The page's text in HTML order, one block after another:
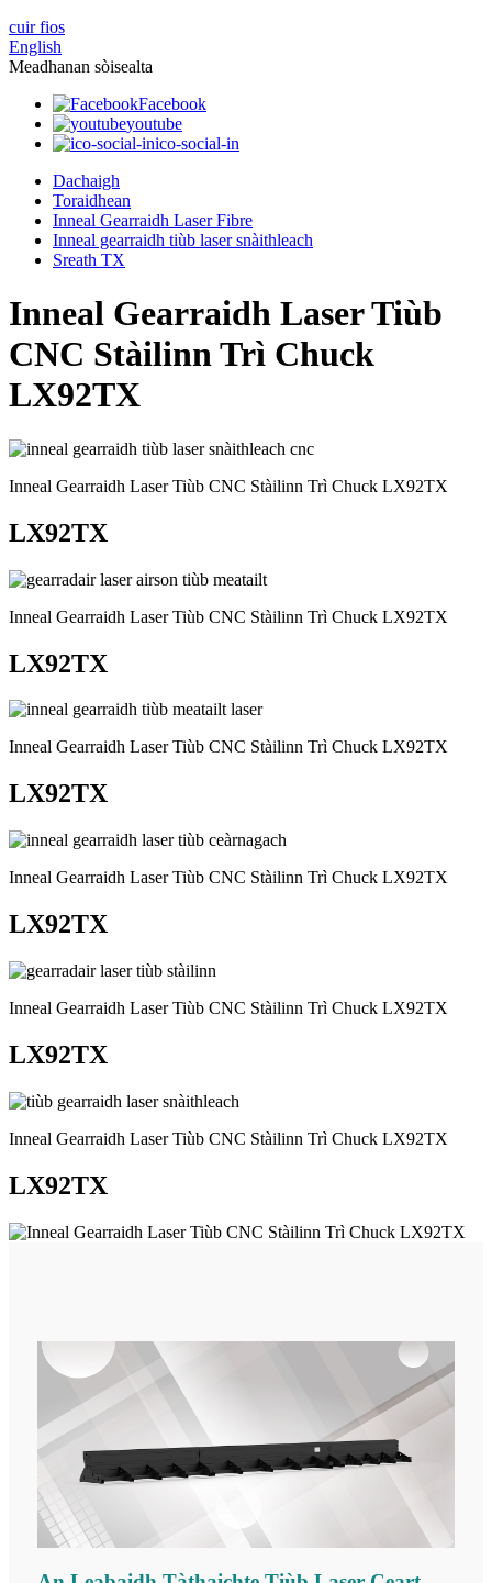
cuir fios
English
Meadhanan sòisealta
Facebook
youtube
ico-social-in
Dachaigh
Toraidhean
Inneal Gearraidh Laser Fibre
Inneal gearraidh tiùb laser snàithleach
Sreath TX
Inneal Gearraidh Laser Tiùb
CNC Stàilinn Trì Chuck
LX92TX
Inneal Gearraidh Laser Tiùb CNC Stàilinn Trì Chuck LX92TX
LX92TX
Inneal Gearraidh Laser Tiùb CNC Stàilinn Trì Chuck LX92TX
LX92TX
Inneal Gearraidh Laser Tiùb CNC Stàilinn Trì Chuck LX92TX
LX92TX
Inneal Gearraidh Laser Tiùb CNC Stàilinn Trì Chuck LX92TX
LX92TX
Inneal Gearraidh Laser Tiùb CNC Stàilinn Trì Chuck LX92TX
LX92TX
Inneal Gearraidh Laser Tiùb CNC Stàilinn Trì Chuck LX92TX
LX92TX